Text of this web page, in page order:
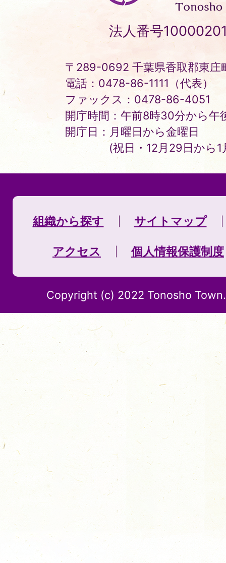
町
Tonosho
Town
法人番号
〒289-0692 千葉県香取郡東庄
電話：0478-86-1111（代表）
ファックス：0478-86-4051
開庁時間：午前8時30分から午
開庁日：月曜日から金曜日
(祝日・12月29日から
組織から探す サイトマップ
アクセス 個人情報保護制度
Copyright (c) 2022 Tonosho